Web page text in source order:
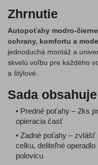
Zhrnutie
Autopoťahy modro-čierne
ochrany, komfortu a
jednoduchá montáž a
skvelú voľbu pre každého
a štýlové.
Sada obsahuje
• Predné poťahy – 2ks
opieracia časť
• Zadné poťahy –
celku, deliteľné
polovicu